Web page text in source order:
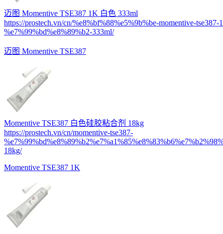
迈图 Momentive TSE387 1K 白色 333ml
https://prostech.vn/cn/%e8%bf%88%e5%9b%be-momentive-tse387-
%e7%99%bd%e8%89%b2-333ml/
迈图 Momentive TSE387
Momentive TSE387 白色硅胶粘合剂 18kg
https://prostech.vn/cn/momentive-tse387-
18kg/
Momentive TSE387 1K